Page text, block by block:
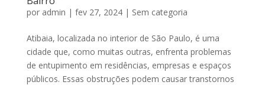
por admin | fev 27, 2024| Sem categoria
Atibaia, localizada no interior de São Paulo, é uma
cidade que, como muitas outras, enfrenta problemas
de entupimento em residências, empresas e espaços
públicos. Essas obstruções podem causar transtornos